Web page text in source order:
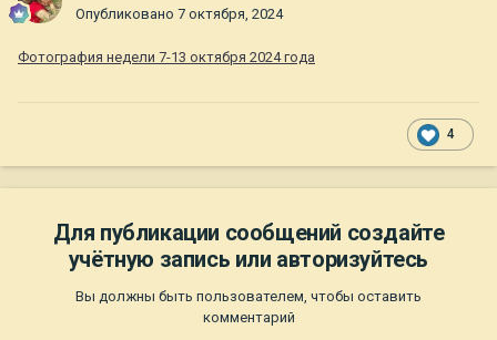
Опубликовано 7 октября, 2024
Фотография недели 7-13 октября 2024 года
4
Для публикации сообщений создайте
учётную запись или авторизуйтесь
Вы должны быть пользователем, чтобы оставить
комментарий